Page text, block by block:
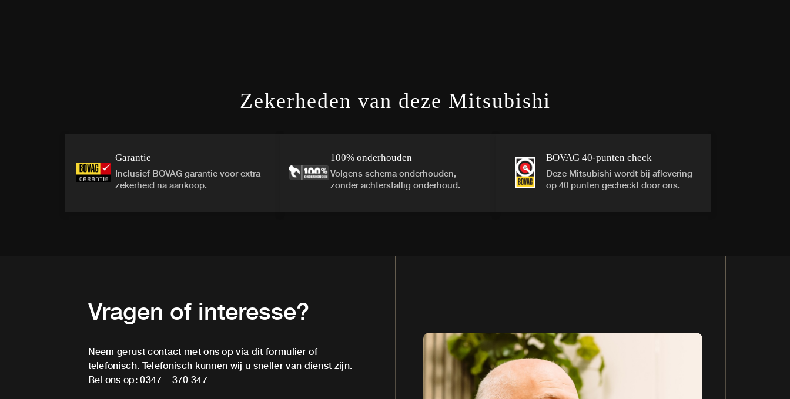
Zekerheden van deze Mitsubishi
Garantie
Inclusief BOVAG garantie voor extra
zekerheid na aankoop.
100% onderhouden
Volgens schema onderhouden,
zonder achterstallig onderhoud.
BOVAG 40-punten check
Deze Mitsubishi wordt bij aflevering
op 40 punten gecheckt door ons.
Vragen of interesse?
Neem gerust contact met ons op via dit formulier of
telefonisch. Telefonisch kunnen wij u sneller van dienst zijn.
Bel ons op:0347 – 370 347